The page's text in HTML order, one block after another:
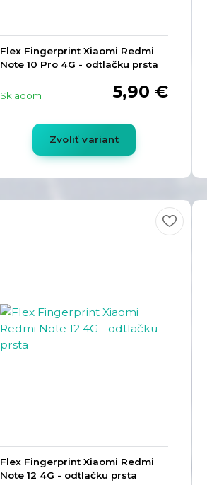
Flex Fingerprint Xiaomi Redmi
Note 10 Pro 4G - odtlačku prsta
5,90 €
Skladom
Zvoliť variant
Flex Fingerprint Xiaomi Redmi
Note 12 4G - odtlačku prsta